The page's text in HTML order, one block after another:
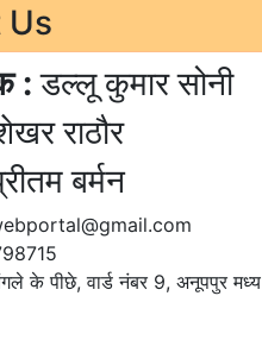
: डल्लू कुमार सोनी
राठौर
बर्मन
के पीछे, वार्ड नंबर 9, अनूपपुर मध्य